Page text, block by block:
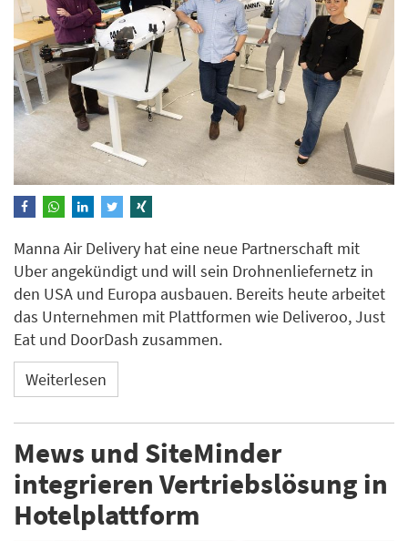
Manna Air Delivery hat eine neue Partnerschaft mit
Uber angekündigt und will sein Drohnenliefernetz in
den USA und Europa ausbauen. Bereits heute arbeitet
das Unternehmen mit Plattformen wie Deliveroo, Just
Eat und DoorDash zusammen.
Weiterlesen
Mews und SiteMinder
integrieren Vertriebslösung in
Hotelplattform